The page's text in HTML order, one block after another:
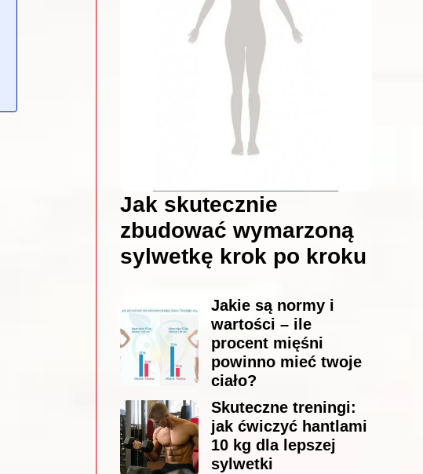
Jak skutecznie
zbudować wymarzoną
sylwetkę krok po kroku
Jakie są normy i
wartości – ile
procent mięśni
powinno mieć twoje
ciało?
Skuteczne treningi:
jak ćwiczyć hantlami
10 kg dla lepszej
sylwetki